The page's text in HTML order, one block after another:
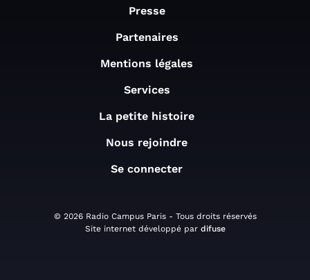
Presse
Partenaires
Mentions légales
Services
La petite histoire
Nous rejoindre
Se connecter
© 2026 Radio Campus Paris - Tous droits réservés
Site internet développé par difuse